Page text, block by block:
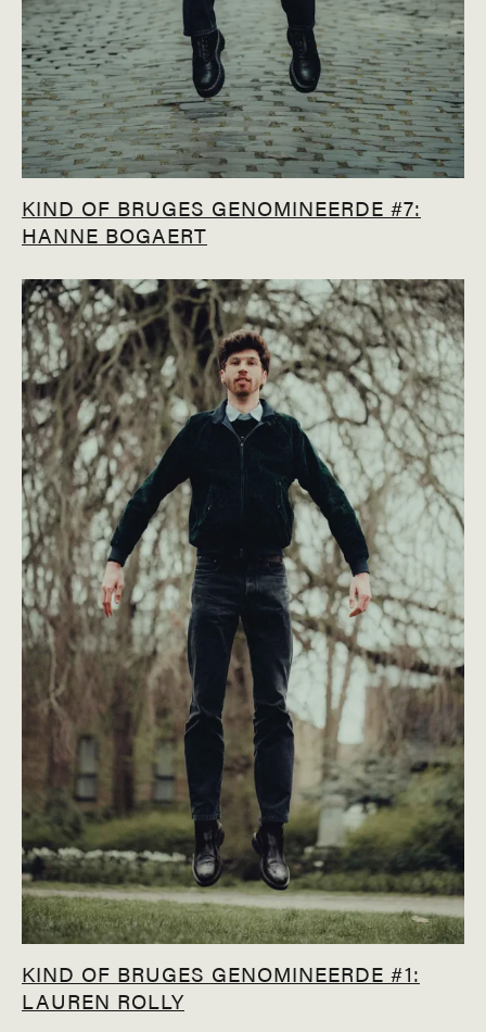
KIND OF BRUGES GENOMINEERDE #7:
HANNE BOGAERT
KIND OF BRUGES GENOMINEERDE #1:
LAUREN ROLLY